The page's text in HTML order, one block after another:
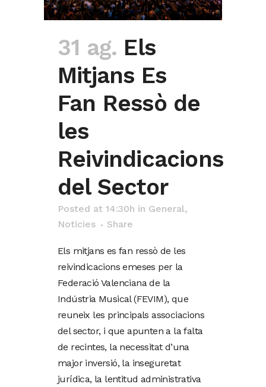
31 ag. Els
Mitjans Es
Fan Ressò de
les
Reivindicacions
del Sector
Posted at 14:30h in General,
Noticies
Share
Els mitjans es fan ressò de les
reivindicacions emeses per la
Federació Valenciana de la
Indústria Musical (FEVIM), que
reuneix les principals associacions
del sector, i que apunten a la falta
de recintes, la necessitat d’una
major inversió, la inseguretat
jurídica, la lentitud administrativa